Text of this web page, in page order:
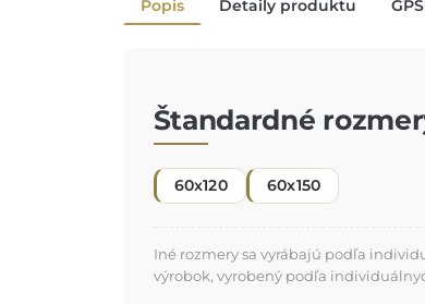
Popis Detaily produktu
Štandardné
60x120 60x150
Iné rozmery sa vyrábajú podľa
výrobok, vyrobený podľa